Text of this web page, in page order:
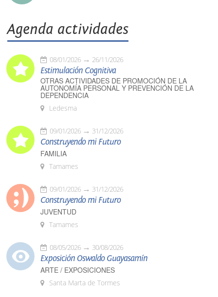
Agenda actividades
08/01/2026 26/11/2026
Estimulación Cognitiva
OTRAS ACTIVIDADES DE PROMOCIÓN DE LA
AUTONOMÍA PERSONAL Y PREVENCIÓN DE LA
DEPENDENCIA
Ledesma
09/01/2026 31/12/2026
Construyendo mi Futuro
FAMILIA
Tamames
09/01/2026 31/12/2026
Construyendo mi Futuro
JUVENTUD
Tamames
08/05/2026 30/08/2026
Exposición Oswaldo Guayasamín
ARTE / EXPOSICIONES
Santa Marta de Tormes